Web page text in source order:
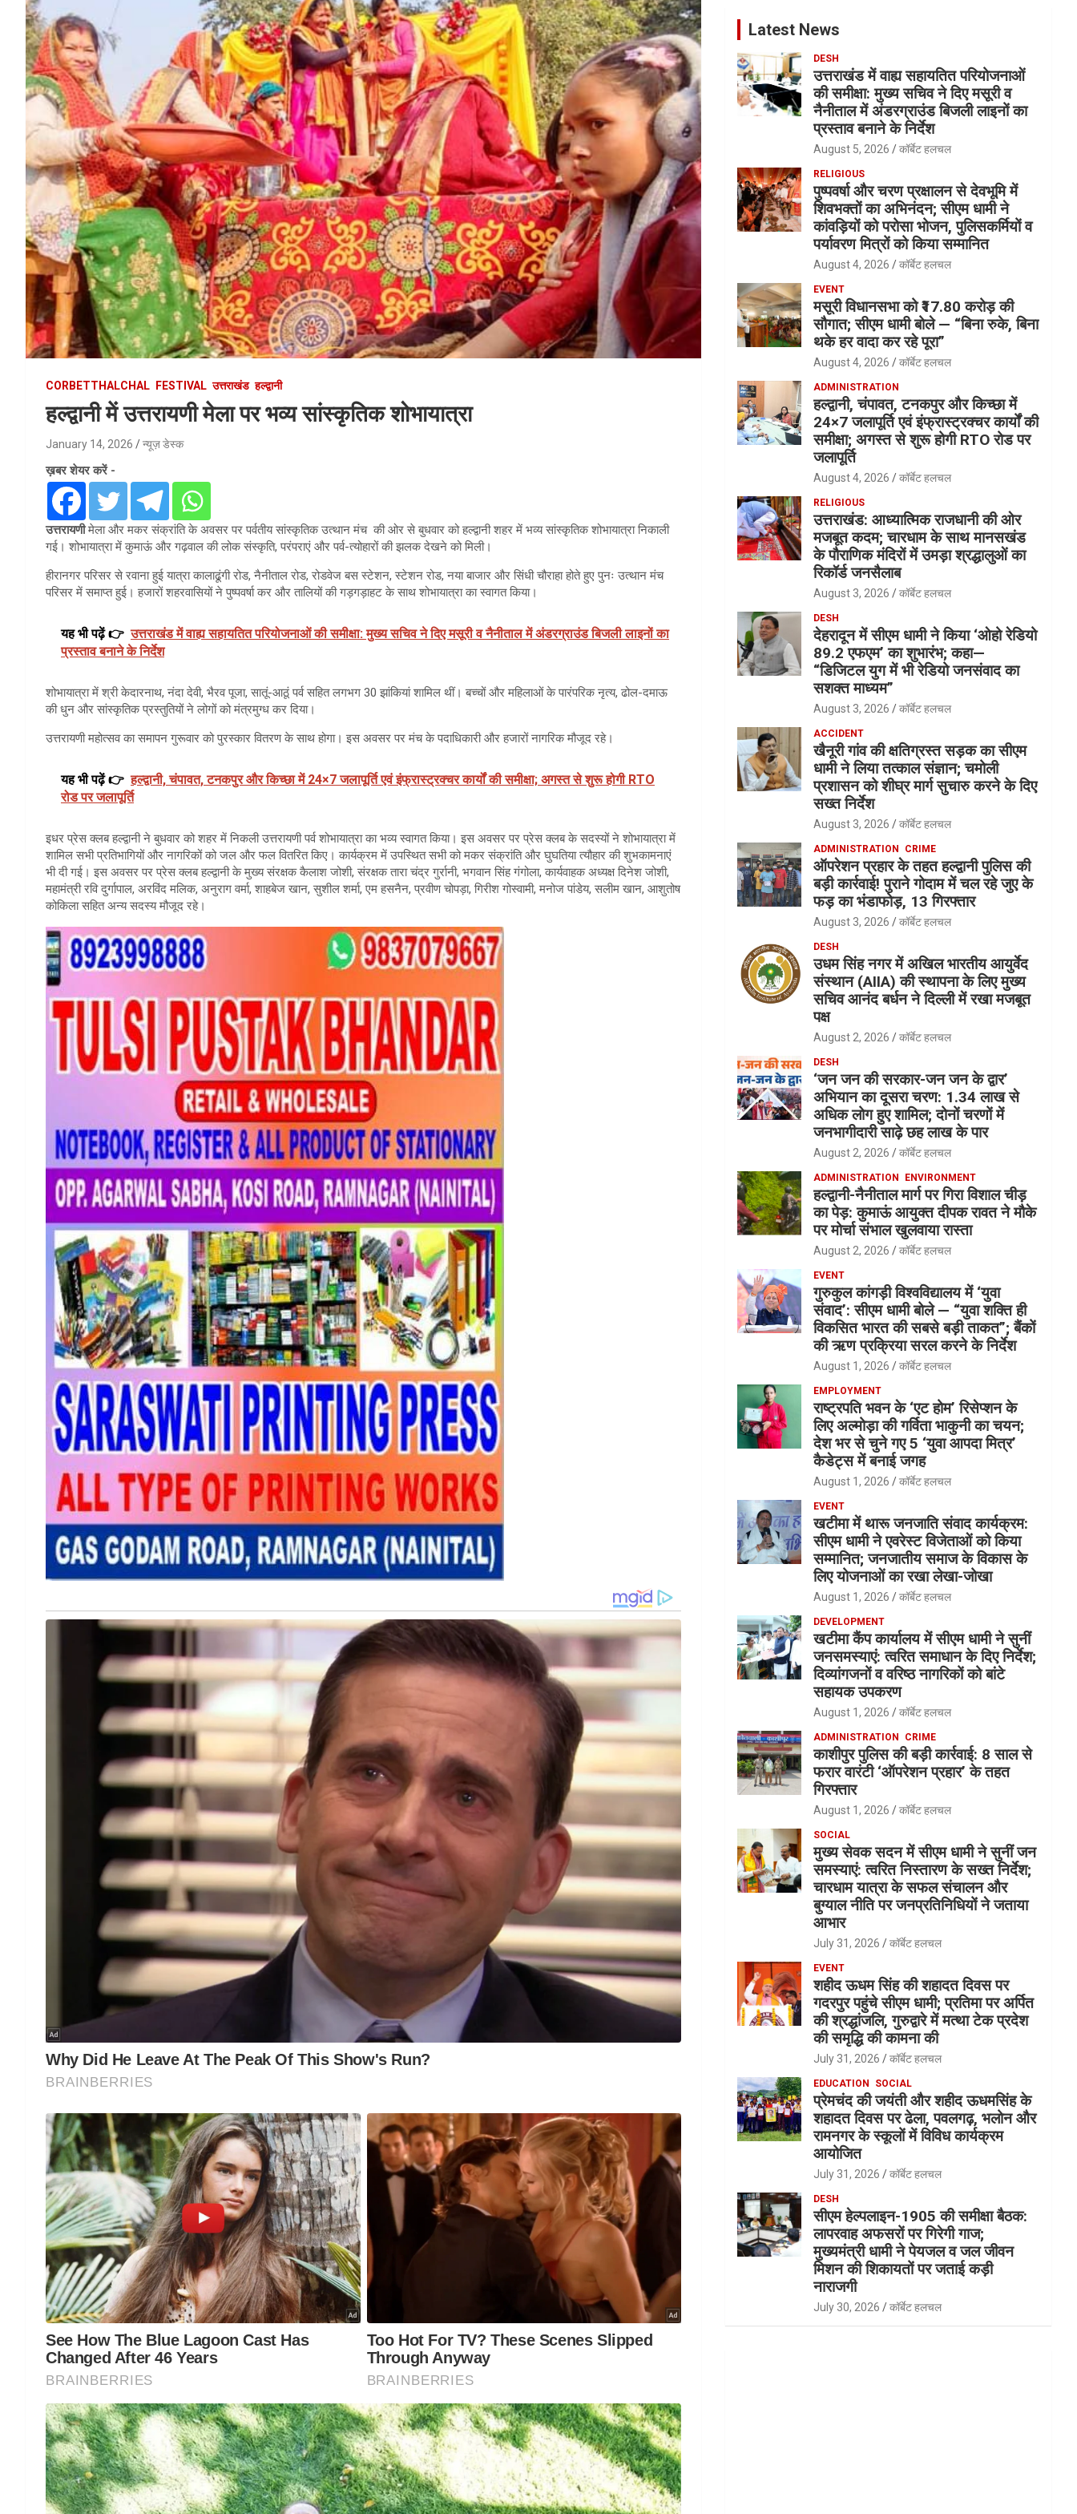
CORBETTHALCHAL FESTIVAL उत्तराखंड हल्द्वानी
हल्द्वानी में उत्तरायणी मेला पर भव्य सांस्कृतिक शोभायात्रा
January 14, 2026 न्यूज़ डेस्क
ख़बर शेयर करें -
उत्तरायणीमेला और मकर संक्रांति के अवसर पर पर्वतीय सांस्कृतिक उत्थान मंच की ओर से बुधवार को हल्द्वानी शहर में भव्य सांस्कृतिक शोभायात्रा निकाली
गई। शोभायात्रा में कुमाऊं और गढ़वाल की लोक संस्कृति, परंपराएं और पर्व-त्योहारों की झलक देखने को मिली।
हीरानगर परिसर से रवाना हुई यात्रा कालाढूंगी रोड, नैनीताल रोड, रोडवेज बस स्टेशन, स्टेशन रोड, नया बाजार और सिंधी चौराहा होते हुए पुनः उत्थान मंच
परिसर में समाप्त हुई। हजारों शहरवासियों ने पुष्पवर्षा कर और तालियों की गड़गड़ाहट के साथ शोभायात्रा का स्वागत किया।
यह भी पढ़ें 👉 उत्तराखंड में वाह्य सहायतित परियोजनाओं की समीक्षा: मुख्य सचिव ने दिए मसूरी व नैनीताल में अंडरग्राउंड बिजली लाइनों का
प्रस्ताव बनाने के निर्देश
शोभायात्रा में श्री केदारनाथ, नंदा देवी, भैरव पूजा, सातूं-आठूं पर्व सहित लगभग 30 झांकियां शामिल थीं। बच्चों और महिलाओं के पारंपरिक नृत्य, ढोल-दमाऊ
की धुन और सांस्कृतिक प्रस्तुतियों ने लोगों को मंत्रमुग्ध कर दिया।
उत्तरायणी महोत्सव का समापन गुरूवार को पुरस्कार वितरण के साथ होगा। इस अवसर पर मंच के पदाधिकारी और हजारों नागरिक मौजूद रहे।
यह भी पढ़ें 👉 हल्द्वानी, चंपावत, टनकपुर और किच्छा में 24×7 जलापूर्ति एवं इंफ्रास्ट्रक्चर कार्यों की समीक्षा; अगस्त से शुरू होगी RTO
रोड पर जलापूर्ति
इधर प्रेस क्लब हल्द्वानी ने बुधवार को शहर में निकली उत्तरायणी पर्व शोभायात्रा का भव्य स्वागत किया। इस अवसर पर प्रेस क्लब के सदस्यों ने शोभायात्रा में
शामिल सभी प्रतिभागियों और नागरिकों को जल और फल वितरित किए। कार्यक्रम में उपस्थित सभी को मकर संक्रांति और घुघतिया त्यौहार की शुभकामनाएं
भी दी गई। इस अवसर पर प्रेस क्लब हल्द्वानी के मुख्य संरक्षक कैलाश जोशी, संरक्षक तारा चंद्र गुर्रानी, भगवान सिंह गंगोला, कार्यवाहक अध्यक्ष दिनेश जोशी,
महामंत्री रवि दुर्गापाल, अरविंद मलिक, अनुराग वर्मा, शाहबेज खान, सुशील शर्मा, एम हसनैन, प्रवीण चोपड़ा, गिरीश गोस्वामी, मनोज पांडेय, सलीम खान, आशुतोष
कोकिला सहित अन्य सदस्य मौजूद रहे।
Latest News
DESH
उत्तराखंड में वाह्य सहायतित परियोजनाओं
की समीक्षा: मुख्य सचिव ने दिए मसूरी व
नैनीताल में अंडरग्राउंड बिजली लाइनों का
प्रस्ताव बनाने के निर्देश
August 5, 2026 कॉर्बेट हलचल
RELIGIOUS
पुष्पवर्षा और चरण प्रक्षालन से देवभूमि में
शिवभक्तों का अभिनंदन; सीएम धामी ने
कांवड़ियों को परोसा भोजन, पुलिसकर्मियों व
पर्यावरण मित्रों को किया सम्मानित
August 4, 2026 कॉर्बेट हलचल
EVENT
मसूरी विधानसभा को ₹17.80 करोड़ की
सौगात; सीएम धामी बोले — “बिना रुके, बिना
थके हर वादा कर रहे पूरा”
August 4, 2026 कॉर्बेट हलचल
ADMINISTRATION
हल्द्वानी, चंपावत, टनकपुर और किच्छा में
24×7 जलापूर्ति एवं इंफ्रास्ट्रक्चर कार्यों की
समीक्षा; अगस्त से शुरू होगी RTO रोड पर
जलापूर्ति
August 4, 2026 कॉर्बेट हलचल
RELIGIOUS
उत्तराखंड: आध्यात्मिक राजधानी की ओर
मजबूत कदम; चारधाम के साथ मानसखंड
के पौराणिक मंदिरों में उमड़ा श्रद्धालुओं का
रिकॉर्ड जनसैलाब
August 3, 2026 कॉर्बेट हलचल
DESH
देहरादून में सीएम धामी ने किया ‘ओहो रेडियो
89.2 एफएम’ का शुभारंभ; कहा—
“डिजिटल युग में भी रेडियो जनसंवाद का
सशक्त माध्यम”
August 3, 2026 कॉर्बेट हलचल
ACCIDENT
खैनूरी गांव की क्षतिग्रस्त सड़क का सीएम
धामी ने लिया तत्काल संज्ञान; चमोली
प्रशासन को शीघ्र मार्ग सुचारु करने के दिए
सख्त निर्देश
August 3, 2026 कॉर्बेट हलचल
ADMINISTRATION CRIME
ऑपरेशन प्रहार के तहत हल्द्वानी पुलिस की
बड़ी कार्रवाई! पुराने गोदाम में चल रहे जुए के
फड़ का भंडाफोड़, 13 गिरफ्तार
August 3, 2026 कॉर्बेट हलचल
DESH
उधम सिंह नगर में अखिल भारतीय आयुर्वेद
संस्थान (AIIA) की स्थापना के लिए मुख्य
सचिव आनंद बर्धन ने दिल्ली में रखा मजबूत
पक्ष
August 2, 2026 कॉर्बेट हलचल
DESH
‘जन जन की सरकार-जन जन के द्वार’
अभियान का दूसरा चरण: 1.34 लाख से
अधिक लोग हुए शामिल; दोनों चरणों में
जनभागीदारी साढ़े छह लाख के पार
August 2, 2026 कॉर्बेट हलचल
ADMINISTRATION ENVIRONMENT
हल्द्वानी-नैनीताल मार्ग पर गिरा विशाल चीड़
का पेड़: कुमाऊं आयुक्त दीपक रावत ने मौके
पर मोर्चा संभाल खुलवाया रास्ता
August 2, 2026 कॉर्बेट हलचल
EVENT
गुरुकुल कांगड़ी विश्वविद्यालय में ‘युवा
संवाद’: सीएम धामी बोले — “युवा शक्ति ही
विकसित भारत की सबसे बड़ी ताकत”; बैंकों
की ऋण प्रक्रिया सरल करने के निर्देश
August 1, 2026 कॉर्बेट हलचल
EMPLOYMENT
राष्ट्रपति भवन के ‘एट होम’ रिसेप्शन के
लिए अल्मोड़ा की गर्विता भाकुनी का चयन;
देश भर से चुने गए 5 ‘युवा आपदा मित्र’
कैडेट्स में बनाई जगह
August 1, 2026 कॉर्बेट हलचल
EVENT
खटीमा में थारू जनजाति संवाद कार्यक्रम:
सीएम धामी ने एवरेस्ट विजेताओं को किया
सम्मानित; जनजातीय समाज के विकास के
लिए योजनाओं का रखा लेखा-जोखा
August 1, 2026 कॉर्बेट हलचल
DEVELOPMENT
खटीमा कैंप कार्यालय में सीएम धामी ने सुनीं
जनसमस्याएं: त्वरित समाधान के दिए निर्देश;
दिव्यांगजनों व वरिष्ठ नागरिकों को बांटे
सहायक उपकरण
August 1, 2026 कॉर्बेट हलचल
ADMINISTRATION CRIME
काशीपुर पुलिस की बड़ी कार्रवाई: 8 साल से
फरार वारंटी ‘ऑपरेशन प्रहार’ के तहत
गिरफ्तार
August 1, 2026 कॉर्बेट हलचल
SOCIAL
मुख्य सेवक सदन में सीएम धामी ने सुनीं जन
समस्याएं: त्वरित निस्तारण के सख्त निर्देश;
चारधाम यात्रा के सफल संचालन और
बुग्याल नीति पर जनप्रतिनिधियों ने जताया
आभार
July 31, 2026 कॉर्बेट हलचल
EVENT
शहीद ऊधम सिंह की शहादत दिवस पर
गदरपुर पहुंचे सीएम धामी; प्रतिमा पर अर्पित
की श्रद्धांजलि, गुरुद्वारे में मत्था टेक प्रदेश
की समृद्धि की कामना की
July 31, 2026 कॉर्बेट हलचल
EDUCATION SOCIAL
प्रेमचंद की जयंती और शहीद ऊधमसिंह के
शहादत दिवस पर ढेला, पवलगढ़, भलोन और
रामनगर के स्कूलों में विविध कार्यक्रम
आयोजित
July 31, 2026 कॉर्बेट हलचल
DESH
सीएम हेल्पलाइन-1905 की समीक्षा बैठक:
लापरवाह अफसरों पर गिरेगी गाज;
मुख्यमंत्री धामी ने पेयजल व जल जीवन
मिशन की शिकायतों पर जताई कड़ी
नाराजगी
July 30, 2026 कॉर्बेट हलचल